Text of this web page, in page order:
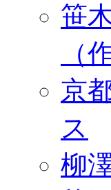
笹
（
京
ス
柳